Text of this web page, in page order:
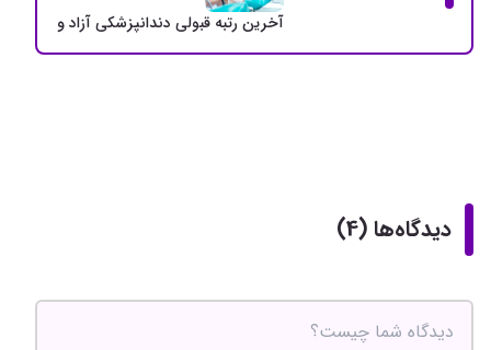
آخرین رتبه قبولی دندانپزشکی آزاد و دولتی +
دیدگاه‌ها (4)